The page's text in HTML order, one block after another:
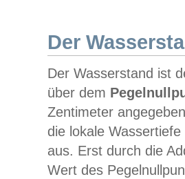
Der
Der Wasserstand ist
über dem
Zentimeter
die lokale
aus. Erst durch die
Wert des